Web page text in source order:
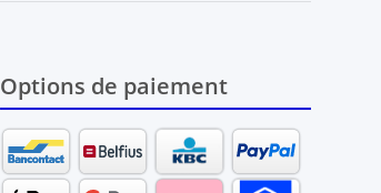
Options de paiement